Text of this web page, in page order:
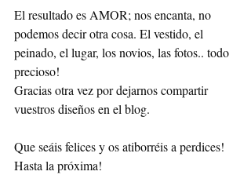
El resultado es AMOR; nos encanta, no
podemos decir otra cosa. El vestido, el
peinado, el lugar, los novios, las fotos.. todo
precioso!
Gracias otra vez por dejarnos compartir
vuestros diseños en el blog.
Que seáis felices y os atiborréis a perdices!
Hasta la próxima!